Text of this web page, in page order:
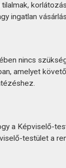
ingatlan
nincs
amelyet
a Képviselő-
testület a